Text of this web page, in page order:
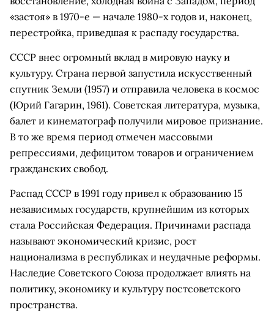
«застоя» в 1970-е — начале 1980-х годов и, наконец,
перестройка, приведшая к распаду государства.
СССР внес огромный вклад в мировую науку и
культуру. Страна первой запустила искусственный
спутник Земли (1957) и отправила человека в космос
(Юрий Гагарин, 1961). Советская литература, музыка,
балет и кинематограф получили мировое признание.
В то же время период отмечен массовыми
репрессиями, дефицитом товаров и ограничением
гражданских свобод.
Распад СССР в 1991 году привел к образованию 15
независимых государств, крупнейшим из которых
стала Российская Федерация. Причинами распада
называют экономический кризис, рост
национализма в республиках и неудачные реформы.
Наследие Советского Союза продолжает влиять на
политику, экономику и культуру постсоветского
пространства.